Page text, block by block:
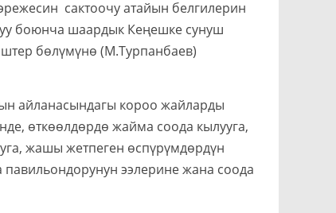
сактоочу атайын белгилерин
боюнча шаардык Кеңешке сунуш
бөлүмүнө (М.Турпанбаев)
айланасындагы короо жайларды
өткөөлдөрдө жайма соода кылууга,
жашы жетпеген өспүрүмдөрдүн
ээлерине жана соода